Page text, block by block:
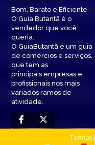
Bom, Barato e Eficiente –
O Guia Butantã é o
vendedor que você
queria.
O GuiaButantã é um guia
de comércios e serviços,
que tem as
principais empresas e
profissionais nos mais
variados ramos de
atividade.
Termos|